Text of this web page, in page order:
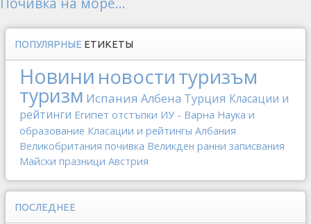
ПОПУЛЯРНЫЕ ЕТИКЕТЫ
Новини новоституризъм
туризм Испания Албена Турция Класации и
рейтинги Египет отстъпки ИУ - Варна Наука и
образование Класации и рейтингы Албания
Великобритания почивка Великден ранни записвания
Майски празници Австрия
ПОСЛЕДНЕЕ